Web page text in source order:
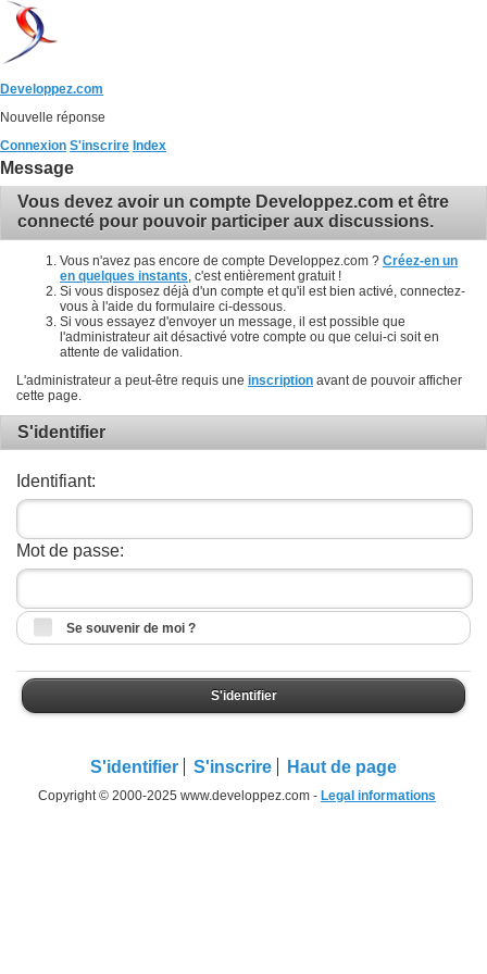
Developpez.com
Nouvelle réponse
Connexion S'inscrire Index
Message
Vous devez avoir un compte Developpez.com et être
connecté pour pouvoir participer aux discussions.
Vous n'avez pas encore de compte Developpez.com ? Créez-en un
en quelques instants , c'est entièrement gratuit !
Si vous disposez déjà d'un compte et qu'il est bien activé, connectez-
vous à l'aide du formulaire ci-dessous.
Si vous essayez d'envoyer un message, il est possible que
l'administrateur ait désactivé votre compte ou que celui-ci soit en
attente de validation.
L'administrateur a peut-être requis une inscription avant de pouvoir afficher
cette page.
S'identifier
Identifiant:
Mot de passe:
Se souvenir de moi ?
S'identifier
S'identifier S'inscrire Haut de page
Copyright © 2000-2025 www.developpez.com - Legal informations